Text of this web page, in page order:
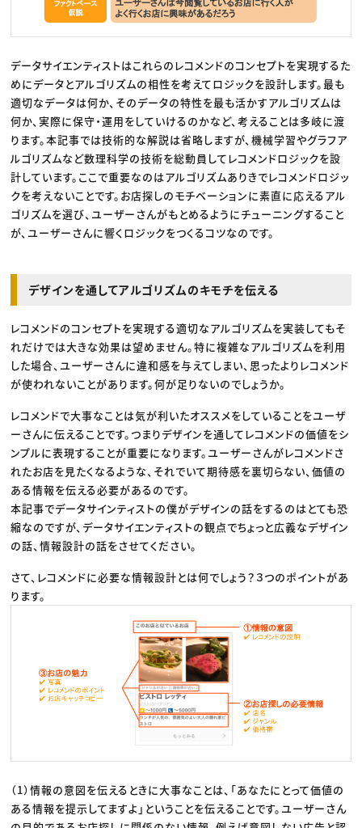
データサイエンティストはこれらのレコメンドのコンセプトを実現するた
めにデータとアルゴリズムの相性を考えてロジックを設計します。最も
適切なデータは何か、そのデータの特性を最も活かすアルゴリズムは
何か、実際に保守・運用をしていけるのかなど、考えることは多岐に渡
ります。本記事では技術的な解説は省略しますが、機械学習やグラフア
ルゴリズムなど数理科学の技術を総動員してレコメンドロジックを設
計しています。ここで重要なのはアルゴリズムありきでレコメンドロジッ
クを考えないことです。お店探しのモチベーションに素直に応えるアル
ゴリズムを選び、ユーザーさんがもとめるようにチューニングすること
が、ユーザーさんに響くロジックをつくるコツなのです。
デザインを通してアルゴリズムのキモチを伝える
レコメンドのコンセプトを実現する適切なアルゴリズムを実装してもそ
れだけでは大きな効果は望めません。特に複雑なアルゴリズムを利用
した場合、ユーザーさんに違和感を与えてしまい、思ったよりレコメンド
が使われないことがあります。何が足りないのでしょうか。
レコメンドで大事なことは気が利いたオススメをしていることをユーザ
ーさんに伝えることです。つまりデザインを通してレコメンドの価値をシ
ンプルに表現することが重要になります。ユーザーさんがレコメンドさ
れたお店を見たくなるような、それでいて期待感を裏切らない、価値の
ある情報を伝える必要があるのです。
本記事でデータサインティストの僕がデザインの話をするのはとても恐
縮なのですが、データサイエンティストの観点でちょっと広義なデザイン
の話、情報設計の話をさせてください。
さて、レコメンドに必要な情報設計とは何でしょう？３つのポイントがあ
ります。
（1）情報の意図を伝えるときに大事なことは、「あなたにとって価値の
ある情報を提示してますよ」ということを伝えることです。ユーザーさん